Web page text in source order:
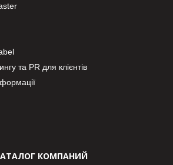
та PR для клієнтів
КОМПАНИЙ